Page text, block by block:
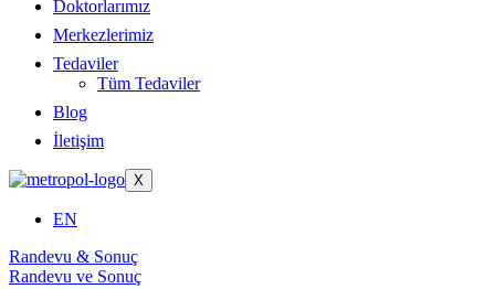
Doktorlarımız
Merkezlerimiz
Tedaviler
Tüm Tedaviler
Blog
İletişim
X
EN
Randevu & Sonuç
Randevu ve Sonuç